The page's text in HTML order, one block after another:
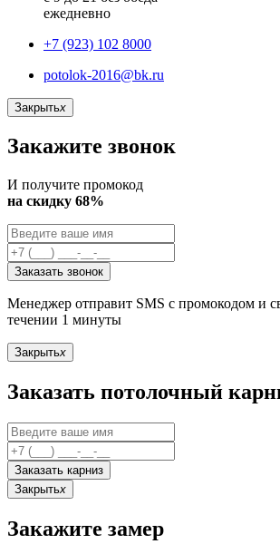
ежедневно
+7 (923) 102 8000
potolok-2016@bk.ru
Закрытьx
Закажите звонок
И получите промокод
на скидку 68%
Заказать звонок
Менеджер отправит SMS с промокодом и
течении 1 минуты
Закрытьx
Заказать потолочный
Заказать карниз
Закрытьx
Закажите замер